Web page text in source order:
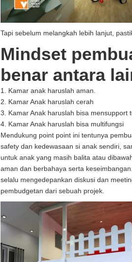
Tapi sebelum melangkah lebih lanjut,
Mindset
benar antara
Kamar anak haruslah aman.
Kamar Anak haruslah cerah
Kamar Anak haruslah bisa mensupport
Kamar Anak haruslah bisa multifungsi
Mendukung point point ini tentunya
safety dan kedewasaan si anak sendiri,
untuk anak yang masih balita atau
aman dan berbahaya serta
selalu mengedepankan diskusi dan
pembudgetan dari sebuah projek.